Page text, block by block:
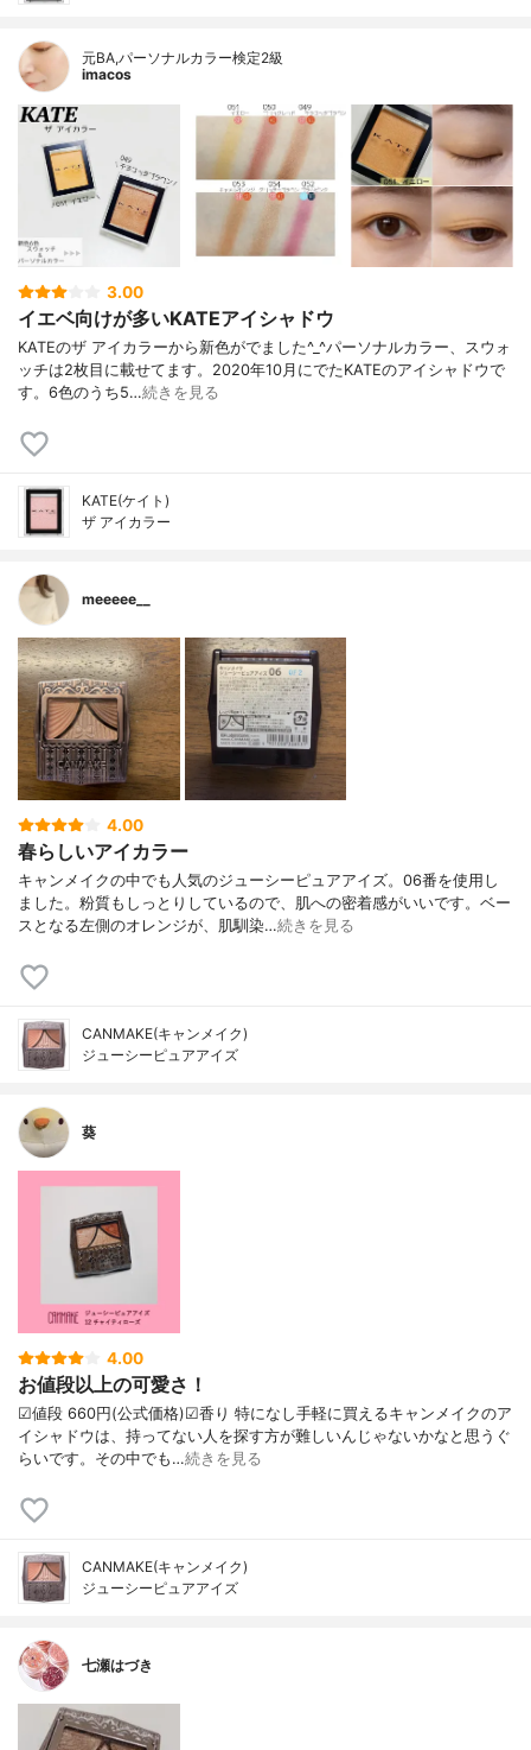
元BA,パーソナルカラー検定2級
imacos
3.00
イエベ向けが多いKATEアイシャドウ
KATEのザ アイカラーから新色がでました^_^パーソナルカラー、スウォ
ッチは2枚目に載せてます。2020年10月にでたKATEのアイシャドウで
す。6色のうち5…続きを見る
KATE(ケイト)
ザ アイカラー
meeeee__
4.00
春らしいアイカラー
キャンメイクの中でも人気のジューシーピュアアイズ。06番を使用し
ました。粉質もしっとりしているので、肌への密着感がいいです。ベー
スとなる左側のオレンジが、肌馴染…続きを見る
CANMAKE(キャンメイク)
ジューシーピュアアイズ
葵
4.00
お値段以上の可愛さ！
☑︎値段 660円(公式価格)☑︎香り 特になし手軽に買えるキャンメイクのア
イシャドウは、持ってない人を探す方が難しいんじゃないかなと思うぐ
らいです。その中でも…続きを見る
CANMAKE(キャンメイク)
ジューシーピュアアイズ
七瀬はづき